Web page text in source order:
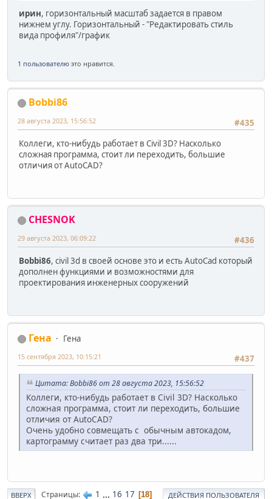
ирин, горизонтальный масштаб задается в правом
нижнем углу. Горизонтальный - "Редактировать стиль
вида профиля"/график
1 пользователю это нравится.
Bobbi86
#435
28 августа 2023, 15:56:52
Коллеги, кто-нибудь работает в Civil 3D? Насколько
сложная программа, стоит ли переходить, большие
отличия от AutoCAD?
CHESNOK
#436
29 августа 2023, 06:09:22
Bobbi86, civil 3d в своей основе это и есть AutoCad который
дополнен функциями и возможностями для
проектирования инженерных сооружений
Гена
Гена
#437
15 сентября 2023, 10:15:21
Цитата: Bobbi86 от 28 августа 2023, 15:56:52
Коллеги, кто-нибудь работает в Civil 3D? Насколько
сложная программа, стоит ли переходить, большие
отличия от AutoCAD?
Очень удобно совмещать с обычным автокадом,
картограмму считает раз два три......
ВВЕРХ Страницы 1 ... 16 17 18 ДЕЙСТВИЯ ПОЛЬЗОВАТЕЛЯ